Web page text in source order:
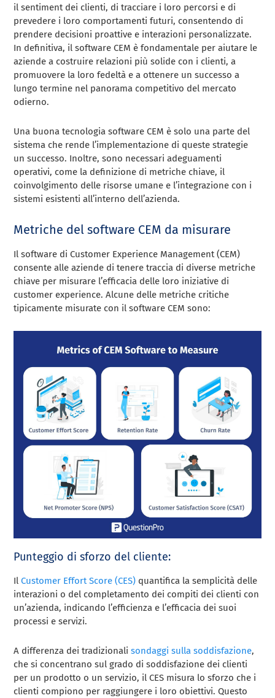
il sentiment dei clienti, di tracciare i loro percorsi e di
prevedere i loro comportamenti futuri, consentendo di
prendere decisioni proattive e interazioni personalizzate.
In definitiva, il software CEM è fondamentale per aiutare le
aziende a costruire relazioni più solide con i clienti, a
promuovere la loro fedeltà e a ottenere un successo a
lungo termine nel panorama competitivo del mercato
odierno.
Una buona tecnologia software CEM è solo una parte del
sistema che rende l’implementazione di queste strategie
un successo. Inoltre, sono necessari adeguamenti
operativi, come la definizione di metriche chiave, il
coinvolgimento delle risorse umane e l’integrazione con i
sistemi esistenti all’interno dell’azienda.
Metriche del software CEM da misurare
Il software di Customer Experience Management (CEM)
consente alle aziende di tenere traccia di diverse metriche
chiave per misurare l’efficacia delle loro iniziative di
customer experience. Alcune delle metriche critiche
tipicamente misurate con il software CEM sono:
Punteggio di sforzo del cliente:
IlCustomer Effort Score (CES) quantifica la semplicità delle
interazioni o del completamento dei compiti dei clienti con
un’azienda, indicando l’efficienza e l’efficacia dei suoi
processi e servizi.
A differenza dei tradizionalisondaggi sulla soddisfazione,
che si concentrano sul grado di soddisfazione dei clienti
per un prodotto o un servizio, il CES misura lo sforzo che i
clienti compiono per raggiungere i loro obiettivi. Questo